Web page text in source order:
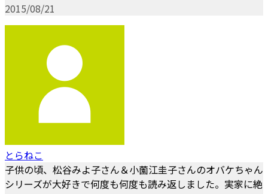
2015/08/21
とらねこ
子供の頃、松谷みよ子さん＆小薗江圭子さんのオバケちゃん
シリーズが大好きで何度も何度も読み返しました。実家に絶